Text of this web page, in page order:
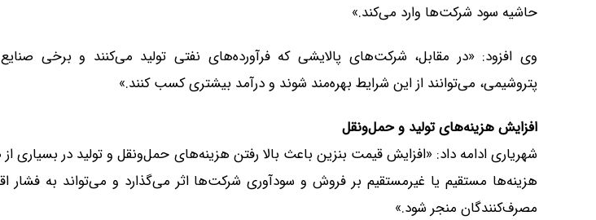
حاشیه سود شرکت‌ها وارد می‌کند.»
وی افزود: «در مقابل، شرکت‌های پالایشی که فرآورده‌های نفتی تولید می‌کنند و برخی
پتروشیمی، می‌توانند از این شرایط بهره‌مند شوند و درآمد بیشتری کسب کنند.»
افزایش هزینه‌های تولید و حمل‌ونقل
شهریاری ادامه داد: «افزایش قیمت بنزین باعث بالا رفتن هزینه‌های حمل‌ونقل و تولید در بسیاری
هزینه‌ها مستقیم یا غیرمستقیم بر فروش و سودآوری شرکت‌ها اثر می‌گذارد و می‌تواند به فشار
مصرف‌کنندگان منجر شود.»